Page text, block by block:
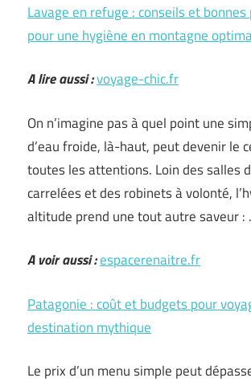
Lavage en refuge : conseils et
pour une hygiène en montagne
A lire aussi :voyage-chic.fr
On n’imagine pas à quel point une
d’eau froide, là-haut, peut devenir le
toutes les attentions. Loin des salles
carrelées et des robinets à volonté,
altitude prend une tout autre saveur :
A voir aussi :espacerenaitre.fr
Patagonie : coût et budgets pour
destination mythique
Le prix d’un menu simple peut